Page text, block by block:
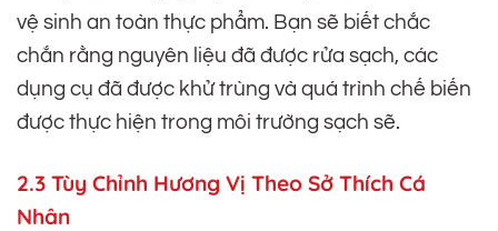
vệ sinh an toàn thực phẩm. Bạn sẽ biết chắc
chắn rằng nguyên liệu đã được rửa sạch, các
dụng cụ đã được khử trùng và quá trình chế biến
được thực hiện trong môi trường sạch sẽ.
2.3 Tùy Chỉnh Hương Vị Theo Sở Thích Cá
Nhân